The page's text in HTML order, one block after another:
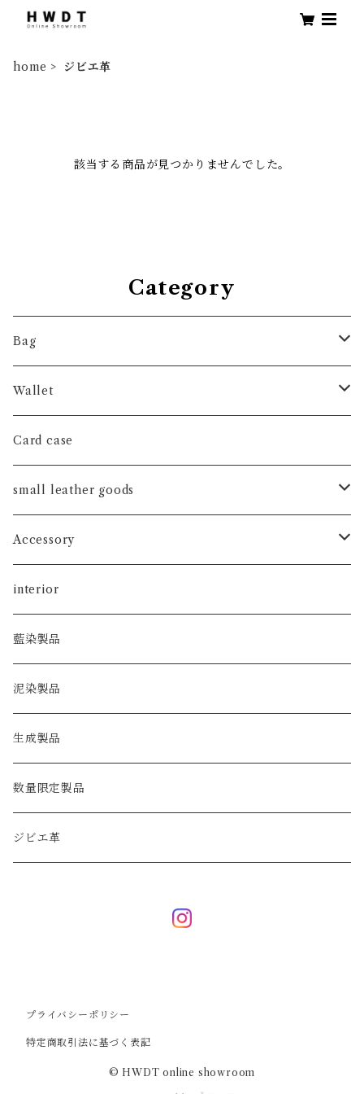
home ジビエ革
該当する商品が見つかりませんでした。
Category
Bag
hand bag
shoulder bag
tote bag
Wallet
long wallet
short wallet
coin case
Card case
small leather goods
watch band
key holder
key case
Accessory
ピアス
interior
藍染製品
泥染製品
生成製品
数量限定製品
ジビエ革
プライバシーポリシー
特定商取引法に基づく表記
© HWDT online showroom